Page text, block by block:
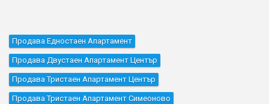
Продава Едностаен Апартамент
Продава Двустаен Апартамент Център
Продава Тристаен Апартамент Център
Продава Тристаен Апартамент Симеоново